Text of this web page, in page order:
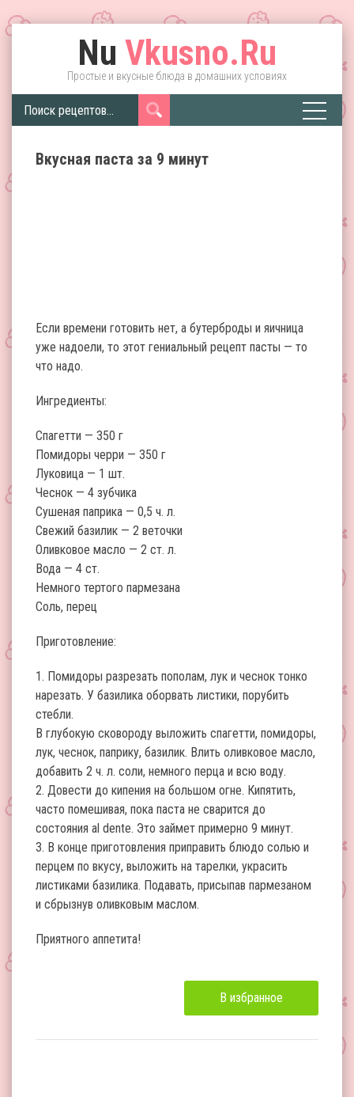
Nu Vkusno.Ru
Простые и вкусные блюда в домашних условиях
Вкусная паста за 9 минут
Если времени готовить нет, а бутерброды и яичница
уже надоели, то этот гениальный рецепт пасты — то
что надо.
Ингредиенты:
Спагетти — 350 г
Помидоры черри — 350 г
Луковица — 1 шт.
Чеснок — 4 зубчика
Сушеная паприка — 0,5 ч. л.
Свежий базилик — 2 веточки
Оливковое масло — 2 ст. л.
Вода — 4 ст.
Немного тертого пармезана
Соль, перец
Приготовление:
1. Помидоры разрезать пополам, лук и чеснок тонко
нарезать. У базилика оборвать листики, порубить
стебли.
В глубокую сковороду выложить спагетти, помидоры,
лук, чеснок, паприку, базилик. Влить оливковое масло,
добавить 2 ч. л. соли, немного перца и всю воду.
2. Довести до кипения на большом огне. Кипятить,
часто помешивая, пока паста не сварится до
состояния al dente. Это займет примерно 9 минут.
3. В конце приготовления приправить блюдо солью и
перцем по вкусу, выложить на тарелки, украсить
листиками базилика. Подавать, присыпав пармезаном
и сбрызнув оливковым маслом.
Приятного аппетита!
В избранное